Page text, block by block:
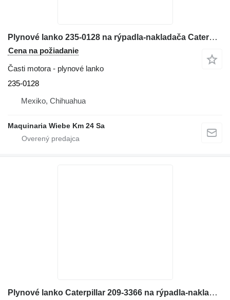
Plynové lanko 235-0128 na rýpadla-nakladača Caterpillar 416E
Cena na požiadanie
Časti motora - plynové lanko
235-0128
Mexiko, Chihuahua
Maquinaria Wiebe Km 24 Sa
Plynové lanko Caterpillar 209-3366 na rýpadla-nakladača Caterpillar 416E